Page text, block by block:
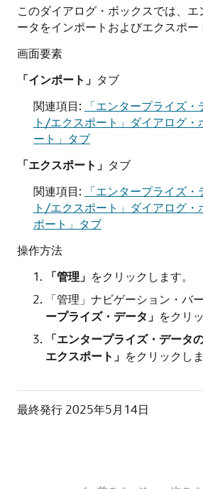
このダイアログ・ボックスでは、
ータをインポートおよびエクスポー
画面要素
「インポート」 タブ
関連項目:
「エンタープライズ
ト/エクスポート」ダイアログ・
ート」タブ
「エクスポート」 タブ
関連項目:
「エンタープライズ
ト/エクスポート」ダイアログ・
ポート」タブ
操作方法
「管理」 をクリックします。
「管理」ナビゲーション・バー
ープライズ・データ」 をクリ
「エンタープライズ・データ
エクスポート」 をクリックしま
最終発行 2025年5月14日